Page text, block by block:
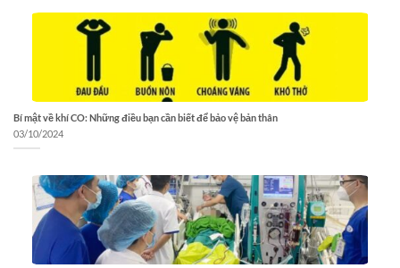
Bí mật về khí CO: Những điều bạn cần biết để bảo vệ bản thân
03/10/2024